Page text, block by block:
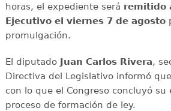
horas, el expediente será remitido
Ejecutivo el viernes 7 de agosto
promulgación.
El diputado Juan Carlos Rivera,
Directiva del Legislativo informó
con lo que el Congreso concluyó
proceso de formación de ley.